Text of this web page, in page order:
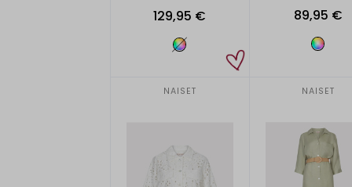
129,95 €
89,95 €
NAISET NAISET